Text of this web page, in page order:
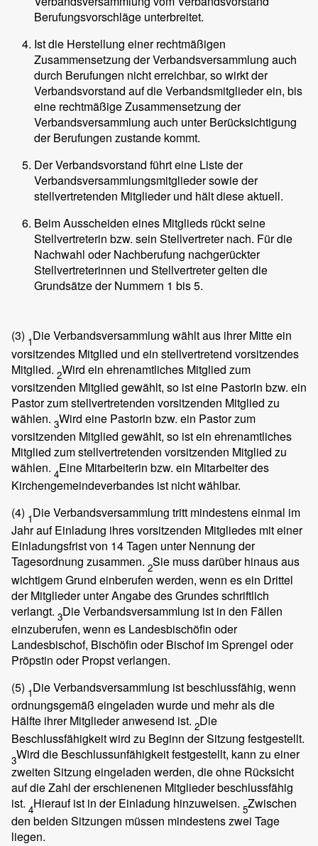
Berufungsvorschläge unterbreitet.
Ist die Herstellung einer rechtmäßigen
Zusammensetzung der Verbandsversammlung auch
durch Berufungen nicht erreichbar, so wirkt der
Verbandsvorstand auf die Verbandsmitglieder ein, bis
eine rechtmäßige Zusammensetzung der
Verbandsversammlung auch unter Berücksichtigung
der Berufungen zustande kommt.
Der Verbandsvorstand führt eine Liste der
Verbandsversammlungsmitglieder sowie der
stellvertretenden Mitglieder und hält diese aktuell.
Beim Ausscheiden eines Mitglieds rückt seine
Stellvertreterin bzw. sein Stellvertreter nach. Für die
Nachwahl oder Nachberufung nachgerückter
Stellvertreterinnen und Stellvertreter gelten die
Grundsätze der Nummern 1 bis 5.
(3) 1Die Verbandsversammlung wählt aus ihrer Mitte ein
vorsitzendes Mitglied und ein stellvertretend vorsitzendes
Mitglied. 2Wird ein ehrenamtliches Mitglied zum
vorsitzenden Mitglied gewählt, so ist eine Pastorin bzw. ein
Pastor zum stellvertretenden vorsitzenden Mitglied zu
wählen. 3Wird eine Pastorin bzw. ein Pastor zum
vorsitzenden Mitglied gewählt, so ist ein ehrenamtliches
Mitglied zum stellvertretenden vorsitzenden Mitglied zu
wählen. 4Eine Mitarbeiterin bzw. ein Mitarbeiter des
Kirchengemeindeverbandes ist nicht wählbar.
(4) 1Die Verbandsversammlung tritt mindestens einmal im
Jahr auf Einladung ihres vorsitzenden Mitgliedes mit einer
Einladungsfrist von 14 Tagen unter Nennung der
Tagesordnung zusammen. 2Sie muss darüber hinaus aus
wichtigem Grund einberufen werden, wenn es ein Drittel
der Mitglieder unter Angabe des Grundes schriftlich
verlangt. 3Die Verbandsversammlung ist in den Fällen
einzuberufen, wenn es Landesbischöfin oder
Landesbischof, Bischöfin oder Bischof im Sprengel oder
Pröpstin oder Propst verlangen.
(5) 1Die Verbandsversammlung ist beschlussfähig, wenn
ordnungsgemäß eingeladen wurde und mehr als die
Hälfte ihrer Mitglieder anwesend ist. 2Die
Beschlussfähigkeit wird zu Beginn der Sitzung festgestellt.
3Wird die Beschlussunfähigkeit festgestellt, kann zu einer
zweiten Sitzung eingeladen werden, die ohne Rücksicht
auf die Zahl der erschienenen Mitglieder beschlussfähig
ist. 4Hierauf ist in der Einladung hinzuweisen. 5Zwischen
den beiden Sitzungen müssen mindestens zwei Tage
liegen.